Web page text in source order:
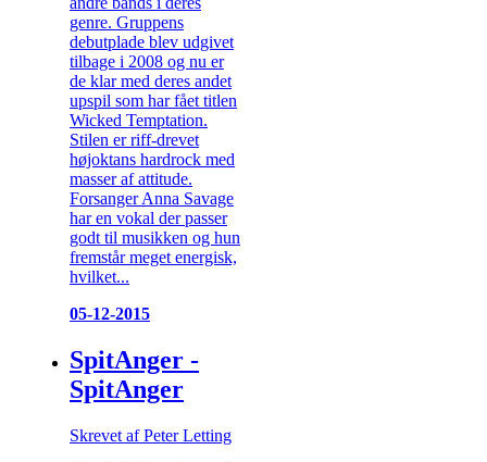
genre. Gruppens
debutplade blev udgivet
tilbage i 2008 og nu er
de klar med deres andet
upspil som har fået titlen
Wicked Temptation.
Stilen er riff-drevet
højoktans hardrock med
masser af attitude.
Forsanger Anna Savage
har en vokal der passer
godt til musikken og hun
fremstår meget energisk,
hvilket...
05-12-2015
SpitAnger -
SpitAnger
Skrevet af Peter Letting